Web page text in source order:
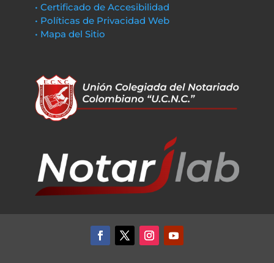
• Certificado de Accesibilidad
• Políticas de Privacidad Web
• Mapa del Sitio